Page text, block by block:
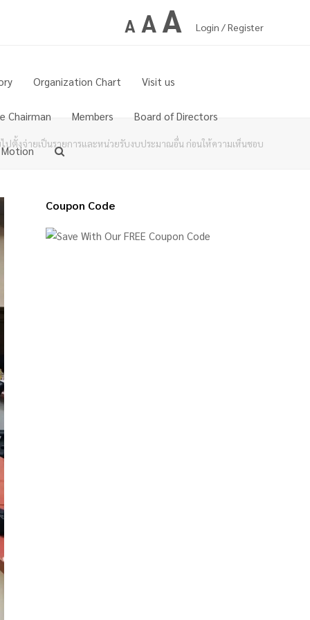
A Decrease
font
A Reset
font
AIncrease
font
Login / Register
Organization Chart Visit us
Chairman Members Board of Directors
Motion
งจ่ายเป็นรายการและหน่วยรับงบประมาณอื่น ก่อนให้ความเห็นชอบ
Coupon Code